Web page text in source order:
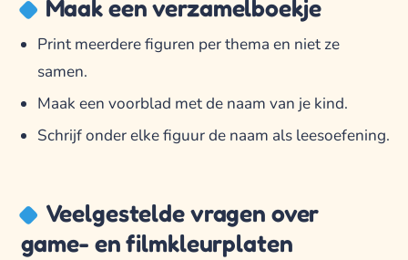
Maak een verzamelboekje
Print meerdere figuren per thema en niet ze
samen.
Maak een voorblad met de naam van je kind.
Schrijf onder elke figuur de naam als leesoefening.
Veelgestelde vragen over
game- en filmkleurplaten